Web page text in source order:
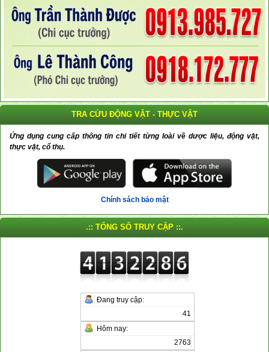
TRA CỨU ĐỘNG VẬT - THỰC VẬT
Ứng dụng cung cấp thông tin chi tiết từng loài về dược liệu, động vật,
thực vật, cổ thụ.
Chính sách bảo mật
.:: TỔNG SỐ TRUY CẬP ::.
Đang truy cập:
41
Hôm nay:
2763